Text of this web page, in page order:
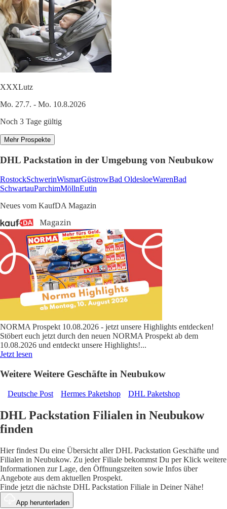
XXXLutz
Mo. 27.7. - Mo. 10.8.2026
Noch 3 Tage gültig
Mehr Prospekte
DHL Packstation in der Umgebung von Neubukow
RostockSchwerinWismarGüstrowBad OldesloeWarenBad
SchwartauParchimMöllnEutin
Neues vom KaufDA Magazin
NORMA Prospekt 10.08.2026 - jetzt unsere Highlights entdecken!
Stöbert euch jetzt durch den neuen NORMA Prospekt ab dem
10.08.2026 und entdeckt unsere Highlights!...
Jetzt lesen
Weitere Weitere Geschäfte in Neubukow
Deutsche Post Hermes Paketshop DHL Paketshop
DHL Packstation Filialen in Neubukow
finden
Hier findest Du eine Übersicht aller DHL Packstation Geschäfte und
Filialen in Neubukow. Zu jeder Filiale bekommst Du per Klick weitere
Informationen zur Lage, den Öffnungszeiten sowie Infos über
Angebote aus dem aktuellen Prospekt.
Finde jetzt die nächste DHL Packstation Filiale in Deiner Nähe!
App herunterladen